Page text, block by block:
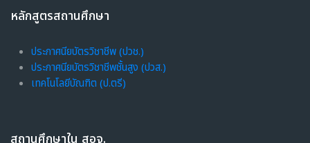
สามัญสัมพันธ์
ฝึกประสบการณ์
แนะนำแผนกวิชา
แนะนำรายวิชา
หลักสูตรสถานศึกษา
ประกาศนียบัตรวิชาชีพ (ปวช.)
ประกาศนียบัตรวิชาชีพชั้นสูง (ปวส.)
เทคโนโลยีบัณฑิต (ป.ตรี)
สถานศึกษาใน สอจ.